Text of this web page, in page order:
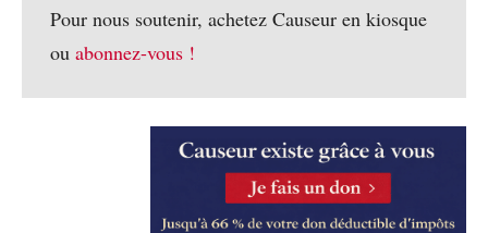
Pour nous soutenir, achetez Causeur en kiosque
ou abonnez-vous !